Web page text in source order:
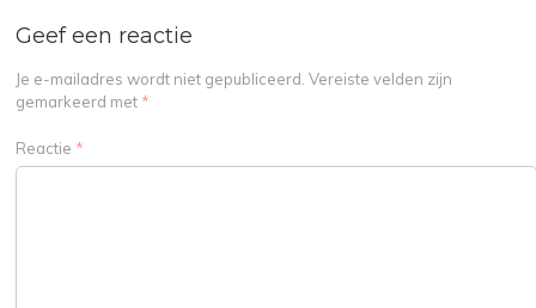
Geef een reactie
Je e-mailadres wordt niet gepubliceerd. Vereiste velden zijn
gemarkeerd met *
Reactie *